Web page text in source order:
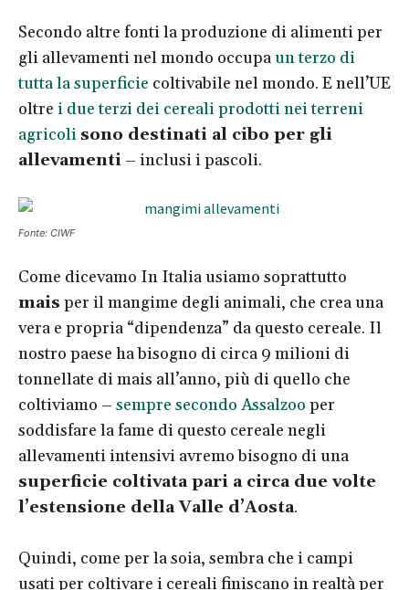
Secondo altre fonti la produzione di alimenti per
gli allevamenti nel mondo occupaun terzo di
tutta la superficie coltivabile nel mondo. E nell’UE
oltre i due terzi dei cereali prodotti nei terreni
agricoli sono destinati al cibo per gli
allevamenti – inclusi i pascoli.
Fonte: CIWF
Come dicevamo In Italia usiamo soprattutto
mais per il mangime degli animali, che crea una
vera e propria “dipendenza” da questo cereale. Il
nostro paese ha bisogno di circa 9 milioni di
tonnellate di mais all’anno, più di quello che
coltiviamo – sempre secondo Assalzoo per
soddisfare la fame di questo cereale negli
allevamenti intensivi avremo bisogno di una
superficie coltivata pari a circa due volte
l’estensione della Valle d’Aosta.
Quindi, come per la soia, sembra che i campi
usati per coltivare i cereali finiscano in realtà per